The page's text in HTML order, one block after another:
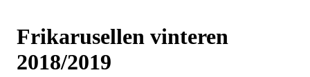
Frikarusellen vinteren
2018/2019